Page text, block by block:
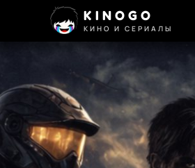
KINOGO
КИНО И СЕРИАЛЫ